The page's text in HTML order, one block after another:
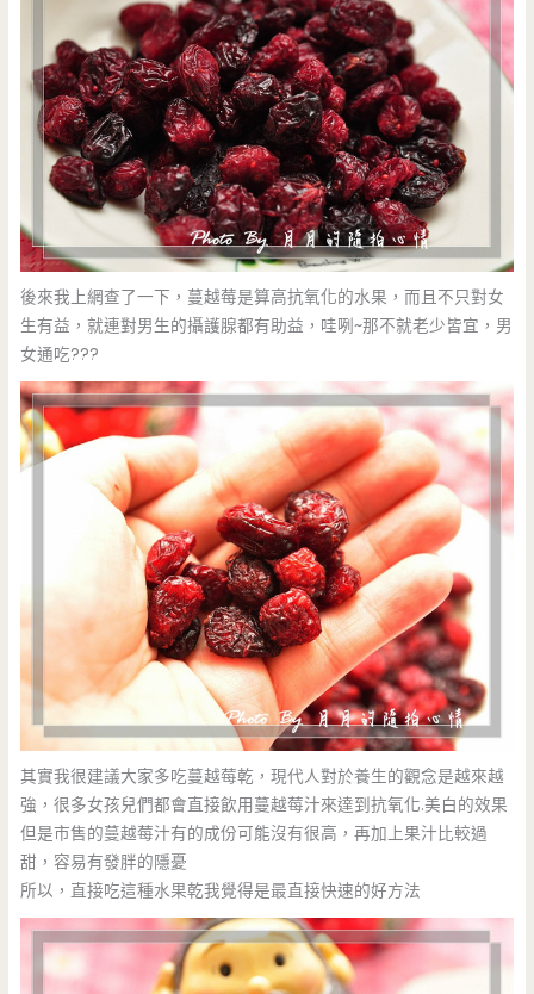
後來我上網查了一下，蔓越莓是算高抗氧化的水果，而且不只對女
生有益，就連對男生的攝護腺都有助益，哇咧~那不就老少皆宜，男
女通吃???
其實我很建議大家多吃蔓越莓乾，現代人對於養生的觀念是越來越
強，很多女孩兒們都會直接飲用蔓越莓汁來達到抗氧化.美白的效果
但是市售的蔓越莓汁有的成份可能沒有很高，再加上果汁比較過
甜，容易有發胖的隱憂
所以，直接吃這種水果乾我覺得是最直接快速的好方法